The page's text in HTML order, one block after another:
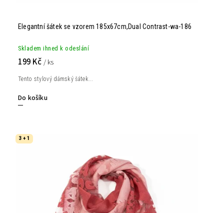
Elegantní šátek se vzorem 185x67cm,Dual Contrast-wa-186
Skladem ihned k odeslání
199 Kč / ks
Do košíku
Tento stylový dámský šátek...
3 + 1